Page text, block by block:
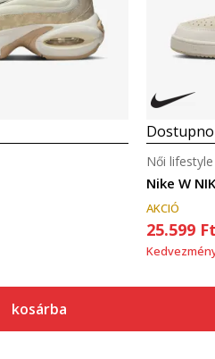
kosárba
Nike W
Női
AKCIÓ
25.599 Ft